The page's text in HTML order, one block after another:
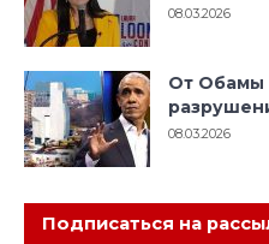
08.03.2026
От Обамы
08.03.2026
Подписаться на